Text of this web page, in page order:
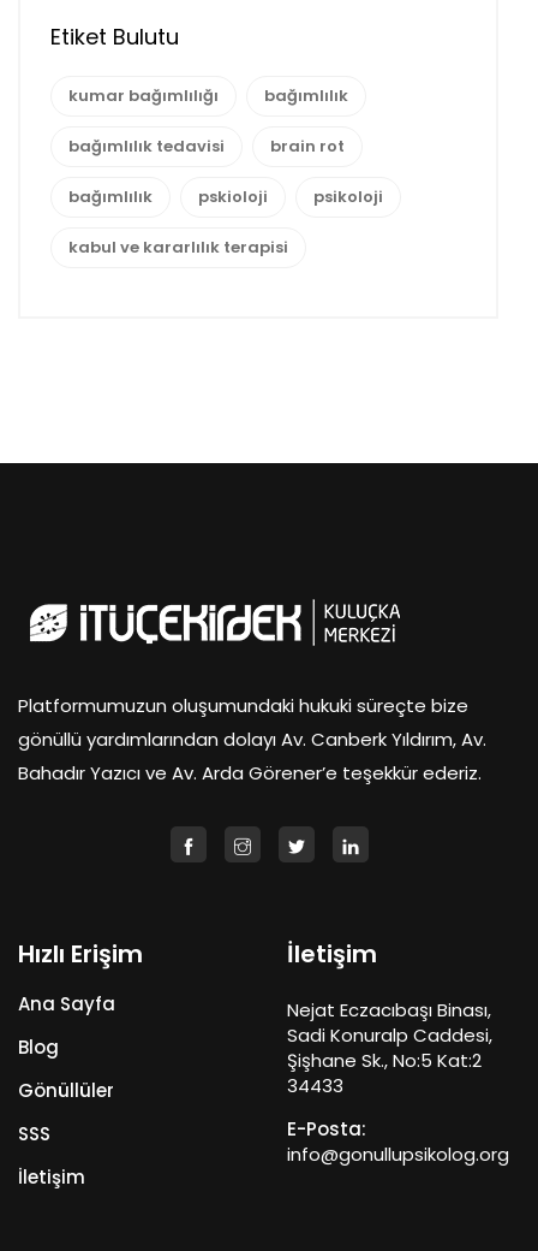
Etiket Bulutu
kumar bağımlılığı bağımlılık
bağımlılık tedavisi brain rot
bağımlılık pskioloji psikoloji
kabul ve kararlılık terapisi
Platformumuzun oluşumundaki hukuki süreçte bize
gönüllü yardımlarından dolayı Av. Canberk Yıldırım, Av.
Bahadır Yazıcı ve Av. Arda Görener’e teşekkür ederiz.
Hızlı Erişim
Ana Sayfa
Blog
Gönüllüler
SSS
İletişim
İletişim
Nejat Eczacıbaşı Binası,
Sadi Konuralp Caddesi,
Şişhane Sk., No:5 Kat:2
34433
E-Posta:
info@gonullupsikolog.org